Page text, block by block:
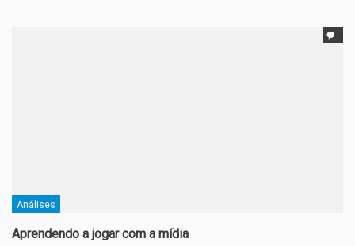
Análises
Aprendendo a jogar com a mídia